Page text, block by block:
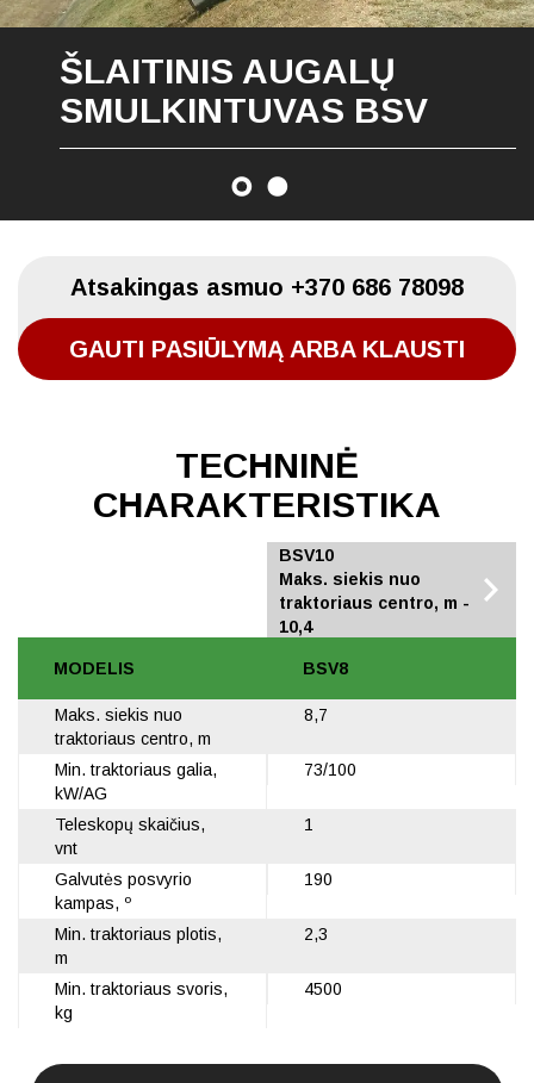
ŠLAITINIS AUGALŲ
SMULKINTUVAS BSV
Atsakingas asmuo +370 686 78098
GAUTI PASIŪLYMĄ ARBA KLAUSTI
TECHNINĖ
CHARAKTERISTIKA
MODELIS
Maks. siekis nuo
traktoriaus centro, m
Min. traktoriaus galia,
kW/AG
Teleskopų skaičius,
vnt
Galvutės posvyrio
kampas, º
Min. traktoriaus plotis,
m
Min. traktoriaus svoris,
kg
BSV8
8,7
73/100
1
190
2,3
4500
BSV10
Maks. siekis nuo
traktoriaus centro, m -
10,4